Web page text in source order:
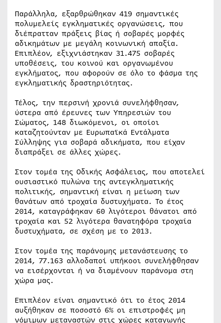
Παράλληλα, εξαρθρώθηκαν 419 σημαντικές
πολυμελείς εγκληματικές οργανώσεις, που
διέπρατταν πράξεις βίας ή σοβαρές μορφές
αδικημάτων με μεγάλη κοινωνική απαξία.
Επιπλέον, εξιχνιάστηκαν 31.475 σοβαρές
υποθέσεις, του κοινού και οργανωμένου
εγκλήματος, που αφορούν σε όλο το φάσμα της
εγκληματικής δραστηριότητας.
Τέλος, την περσινή χρονιά συνελήφθησαν,
ύστερα από έρευνες των Υπηρεσιών του
Σώματος, 148 διωκόμενοι, οι οποίοι
καταζητούνταν με Ευρωπαϊκά Εντάλματα
Σύλληψης για σοβαρά αδικήματα, που είχαν
διαπράξει σε άλλες χώρες.
Στον τομέα της Οδικής Ασφάλειας, που αποτελεί
ουσιαστικό πυλώνα της αντεγκληματικής
πολιτικής, σημαντική είναι η μείωση των
θανάτων από τροχαία δυστυχήματα. Το έτος
2014, καταγράφηκαν 60 λιγότεροι θάνατοι από
τροχαία και 52 λιγότερα θανατηφόρα τροχαία
δυστυχήματα, σε σχέση με το 2013.
Στον τομέα της παράνομης μετανάστευσης το
2014, 77.163 αλλοδαποί υπήκοοι συνελήφθησαν
να εισέρχονται ή να διαμένουν παράνομα στη
χώρα μας.
Επιπλέον είναι σημαντικό ότι το έτος 2014
αυξήθηκαν σε ποσοστό 6% οι επιστροφές μη
νόμιμων μεταναστών στις χώρες καταγωγής